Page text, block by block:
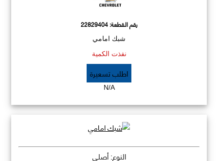
رقم القطعة:22829404
شبك امامي
نفذت الكمية
اطلب تسعيرة
N/A
النوع: أصلي